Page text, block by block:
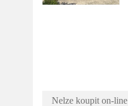
Nelze koupit on-line